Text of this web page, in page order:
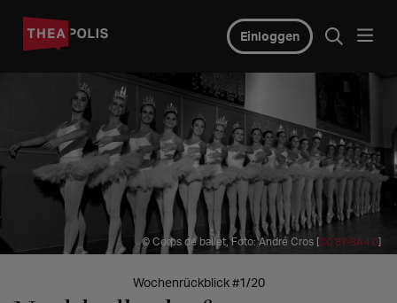
Einloggen
© Corps de ballet, Foto: André Cros [CC BY-SA 4.0]
Wochenrückblick #1/20